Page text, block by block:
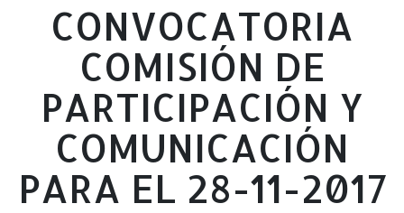
CONVOCATORIA
COMISIÓN DE
PARTICIPACIÓN Y
COMUNICACIÓN
PARA EL 28-11-2017